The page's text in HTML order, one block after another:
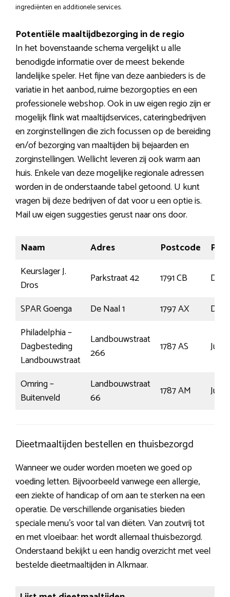
ingrediënten en additionele services.
Potentiële maaltijdbezorging in de regio
In het bovenstaande schema vergelijkt u alle
benodigde informatie over de meest bekende
landelijke speler. Het fijne van deze aanbieders is de
variatie in het aanbod, ruime bezorgopties en een
professionele webshop. Ook in uw eigen regio zijn er
mogelijk flink wat maaltijdservices, cateringbedrijven
en zorginstellingen die zich focussen op de bereiding
en/of bezorging van maaltijden bij bejaarden en
zorginstellingen. Wellicht leveren zij ook warm aan
huis. Enkele van deze mogelijke regionale adressen
worden in de onderstaande tabel getoond. U kunt
vragen bij deze bedrijven of dat voor u een optie is.
Mail uw eigen suggesties gerust naar ons door.
Naam Adres Postcode
Keurslager J.
Dros
Parkstraat 42 1791 CB
Den
SPAR Goenga
De Naal 1 1797 AX
Den
Philadelphia –
Dagbesteding
Landbouwstraat
Landbouwstraat
266
1787 AS
Omring –
Buitenveld
Landbouwstraat
66
1787 AM
Dieetmaaltijden bestellen en thuisbezorgd
Wanneer we ouder worden moeten we goed op
voeding letten. Bijvoorbeeld vanwege een allergie,
een ziekte of handicap of om aan te sterken na een
operatie. De verschillende organisaties bieden
speciale menu’s voor tal van diëten. Van zoutvrij tot
en met vloeibaar: het wordt allemaal thuisbezorgd.
Onderstaand bekijkt u een handig overzicht met veel
bestelde dieetmaaltijden in Alkmaar.